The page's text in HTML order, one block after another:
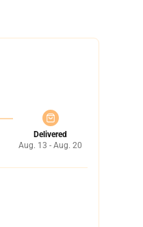
Delivered
Aug. 13 - Aug. 20